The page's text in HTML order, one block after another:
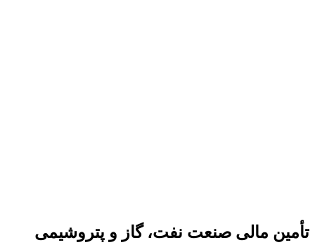
تأمین مالی صنعت نفت، گاز و پتروشیمی